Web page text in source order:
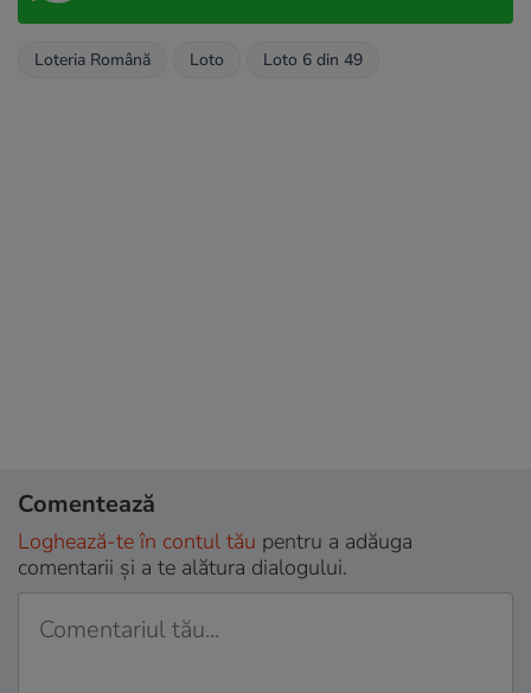
Loteria Română Loto Loto 6 din 49
Comentează
Loghează-te în contul tău pentru a adăuga
comentarii și a te alătura dialogului.